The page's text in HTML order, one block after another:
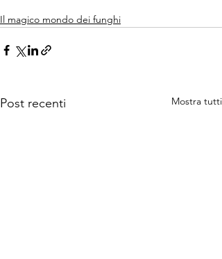
Il magico mondo dei funghi
Post recenti Mostra tutti